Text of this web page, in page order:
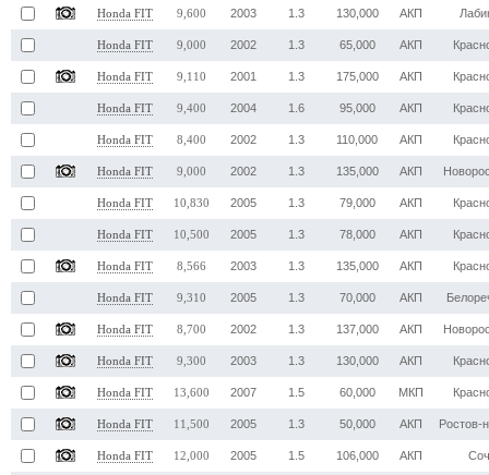
Honda FIT 9,600 2003 1.3 130,000 АКП
Honda FIT 9,000 2002 1.3 65,000 АКП
Honda FIT 9,110 2001 1.3 175,000 АКП
Honda FIT 9,400 2004 1.6 95,000 АКП
Honda FIT 8,400 2002 1.3 110,000 АКП
Honda FIT 9,000 2002 1.3 135,000 АКП
Honda FIT 10,830 2005 1.3 79,000 АКП
Honda FIT 10,500 2005 1.3 78,000 АКП
Honda FIT 8,566 2003 1.3 135,000 АКП
Honda FIT 9,310 2005 1.3 70,000 АКП
Honda FIT 8,700 2002 1.3 137,000 АКП
Honda FIT 9,300 2003 1.3 130,000 АКП
Honda FIT 13,600 2007 1.5 60,000 МКП
Honda FIT 11,500 2005 1.3 50,000 АКП Ростов-
Honda FIT 12,000 2005 1.5 106,000 АКП